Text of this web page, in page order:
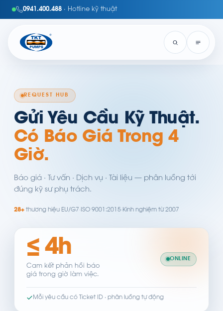
0941.400.488 · Hotline kỹ thuật
REQUEST HUB
Gửi Yêu Cầu Kỹ Thuật.
Có Báo Giá Trong 4
Giờ.
Báo giá · Tư vấn · Dịch vụ · Tài liệu — phân luồng tới
đúng kỹ sư phụ trách.
28+ thương hiệu EU/G7· ISO 9001:2015· Kinh nghiệm từ 2007
≤ 4h
Cam kết phản hồi báo
giá trong giờ làm việc.
ONLINE
Mỗi yêu cầu có Ticket ID · phân luồng tự động